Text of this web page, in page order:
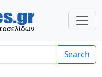
Search